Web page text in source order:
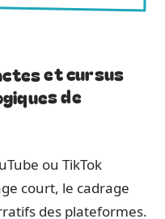
et cursus
de
ou TikTok
court, le cadrage
des plateformes.